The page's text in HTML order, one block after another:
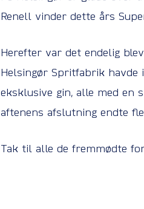
Renell vinder dette års
Herefter var det endelig
Helsingør Spritfabrik
eksklusive gin, alle med en
aftenens afslutning endte
Tak til alle de fremmødte